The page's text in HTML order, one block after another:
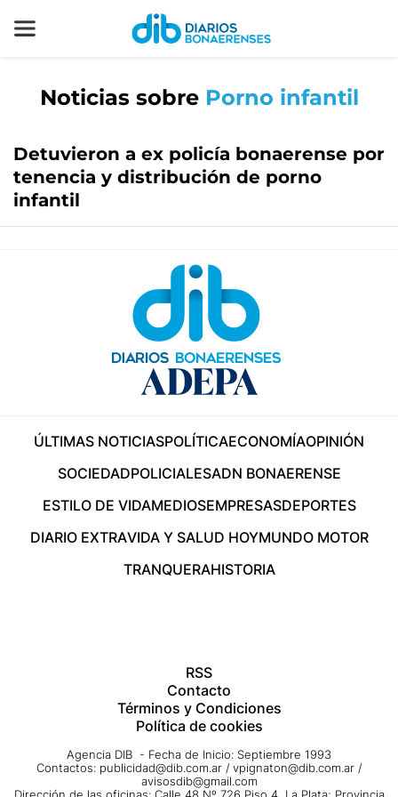
Noticias sobre Porno infantil
Detuvieron a ex policía bonaerense por
tenencia y distribución de porno
infantil
ÚLTIMAS NOTICIASPOLÍTICAECONOMÍAOPINIÓN
SOCIEDADPOLICIALESADN BONAERENSE
ESTILO DE VIDAMEDIOSEMPRESASDEPORTES
DIARIO EXTRAVIDA Y SALUD HOYMUNDO MOTOR
TRANQUERAHISTORIA
RSS
Contacto
Términos y Condiciones
Política de cookies
Agencia DIB - Fecha de Inicio: Septiembre 1993
Contactos: publicidad@dib.com.ar / vpignaton@dib.com.ar /
avisosdib@gmail.com